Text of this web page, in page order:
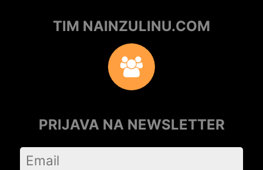
TIM NAINZULINU.COM
PRIJAVA NA NEWSLETTER